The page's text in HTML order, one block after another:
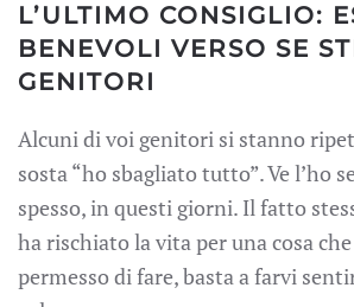
L’ULTIMO CONSIGLIO:
BENEVOLI VERSO SE
GENITORI
Alcuni di voi genitori si stanno
sosta “ho sbagliato tutto”. Ve l’ho
spesso, in questi giorni. Il fatto
ha rischiato la vita per una cosa
permesso di fare, basta a farvi